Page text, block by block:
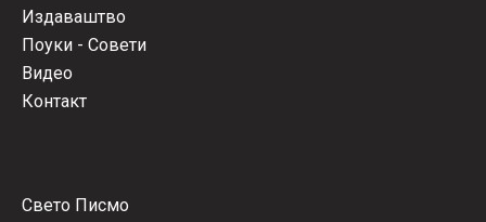
Издаваштво
Поуки - Совети
Видео
Контакт
Свето Писмо